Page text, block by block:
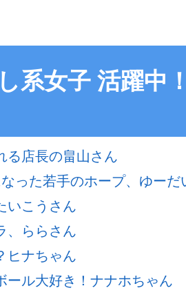
系女子 活躍中
る店長の畠山さん
った若手のホープ、ゆーだ
いこうさん
、ららさん
ヒナちゃん
ール大好き！ナナホちゃん